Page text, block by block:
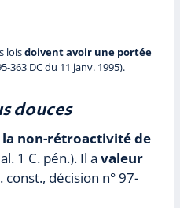
loisdoivent avoir une portée
363 DC du 11 janv. 1995).
douces
non-rétroactivité de
1 C. pén.). Il avaleur
const., décision n° 97-